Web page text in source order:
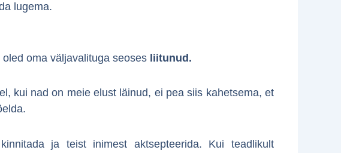
lugema.
oma väljavalituga seoses liitunud.
kui nad on meie elust läinud, ei pea siis kahetsema, et
ja teist inimest aktsepteerida. Kui teadlikult